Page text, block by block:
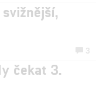
3
čekat 3.